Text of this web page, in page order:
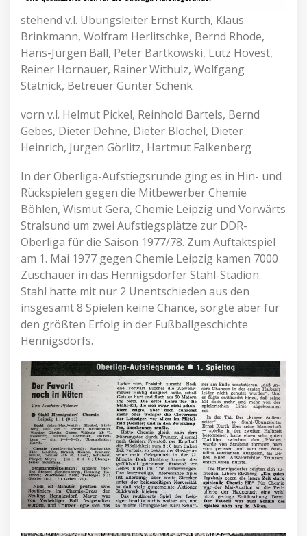
stehend v.l. Übungsleiter Ernst Kurth, Klaus
Brinkmann, Wolfram Herlitschke, Bernd Rhode,
Hans-Jürgen Ball, Peter Bartkowski, Lutz Hovest,
Reiner Hornauer, Rainer Withulz, Wolfgang
Statnick, Betreuer Günter Schenk
vorn v.l. Helmut Pickel, Reinhold Bartels, Bernd
Gebes, Dieter Dehne, Dieter Blochel, Dieter
Heinrich, Jürgen Görlitz, Hartmut Falkenberg
In der Oberliga-Aufstiegsrunde ging es in Hin- und
Rückspielen gegen die Mitbewerber Chemie
Böhlen, Wismut Gera, Chemie Leipzig und Vorwärts
Stralsund um zwei Aufstiegsplätze zur DDR-
Oberliga für die Saison 1977/78. Zum Auftaktspiel
am 1. Mai 1977 gegen Chemie Leipzig kamen 7000
Zuschauer in das Hennigsdorfer Stahl-Stadion.
Stahl hatte mit nur 2 Unentschieden aus den
insgesamt 8 Spielen keine Chance, sorgte aber für
den größten Erfolg in der Fußballgeschichte
Hennigsdorfs.